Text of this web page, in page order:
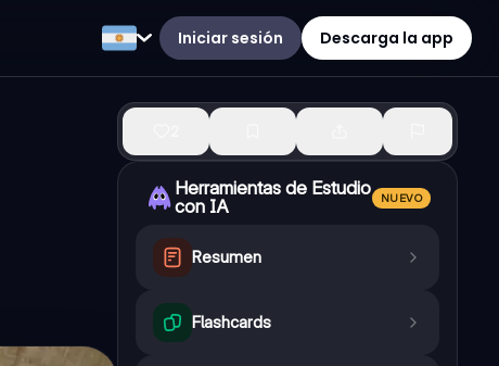
Iniciar sesión Descarga la app
Herramientas de Estudio
con IA
NUEVO
Resumen
Flashcards